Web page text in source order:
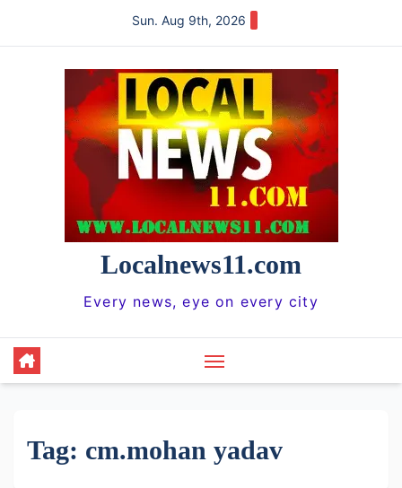
Sun. Aug 9th, 2026
Localnews11.com
Every news, eye on every city
Tag: cm.mohan yadav